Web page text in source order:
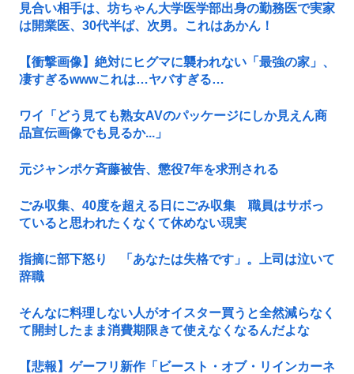
見合い相手は、坊ちゃん大学医学部出身の勤務医で実家
は開業医、30代半ば、次男。これはあかん！
【衝撃画像】絶対にヒグマに襲われない「最強の家」、
凄すぎるwwwこれは…ヤバすぎる…
ワイ「どう見ても熟女AVのパッケージにしか見えん商
品宣伝画像でも見るか...」
元ジャンポケ斉藤被告、懲役7年を求刑される
ごみ収集、40度を超える日にごみ収集 職員はサボっ
ていると思われたくなくて休めない現実
指摘に部下怒り 「あなたは失格です」。上司は泣いて
辞職
そんなに料理しない人がオイスター買うと全然減らなく
て開封したまま消費期限きて使えなくなるんだよな
【悲報】ゲーフリ新作「ビースト・オブ・リインカーネ